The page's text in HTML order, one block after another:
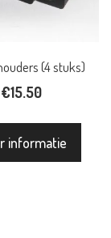
(4 stuks)
€15.50
informatie